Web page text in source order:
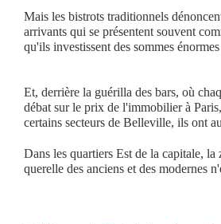
Mais les bistrots traditionnels
arrivants qui se présentent souvent
qu'ils investissent des sommes
Et, derrière la guérilla des bars, où
débat sur le prix de l'immobilier à
certains secteurs de Belleville, ils ont
Dans les quartiers Est de la capitale,
querelle des anciens et des modernes